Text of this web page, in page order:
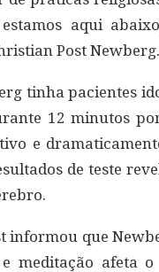
aqui
Post Newberg.
tinha pacientes
12 minutos
e
de teste
informou que
meditação afeta